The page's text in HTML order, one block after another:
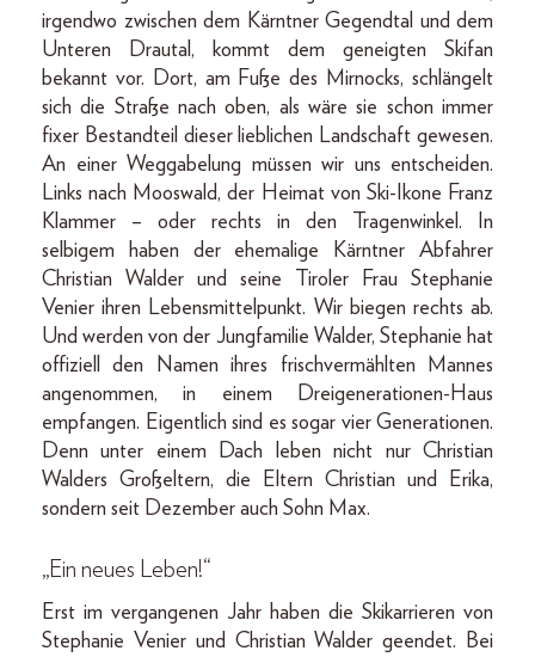
irgendwo zwischen dem Kärntner Gegendtal und dem
Unteren Drautal, kommt dem geneigten Skifan
bekannt vor. Dort, am Fuße des Mirnocks, schlängelt
sich die Straße nach oben, als wäre sie schon immer
fixer Bestandteil dieser lieblichen Landschaft gewesen.
An einer Weggabelung müssen wir uns entscheiden.
Links nach Mooswald, der Heimat von Ski-Ikone Franz
Klammer – oder rechts in den Tragenwinkel. In
selbigem haben der ehemalige Kärntner Abfahrer
Christian Walder und seine Tiroler Frau Stephanie
Venier ihren Lebensmittelpunkt. Wir biegen rechts ab.
Und werden von der Jungfamilie Walder, Stephanie hat
offiziell den Namen ihres frischvermählten Mannes
angenommen, in einem Dreigenerationen-Haus
empfangen. Eigentlich sind es sogar vier Generationen.
Denn unter einem Dach leben nicht nur Christian
Walders Großeltern, die Eltern Christian und Erika,
sondern seit Dezember auch Sohn Max.
„Ein neues Leben!“
Erst im vergangenen Jahr haben die Skikarrieren von
Stephanie Venier und Christian Walder geendet. Bei